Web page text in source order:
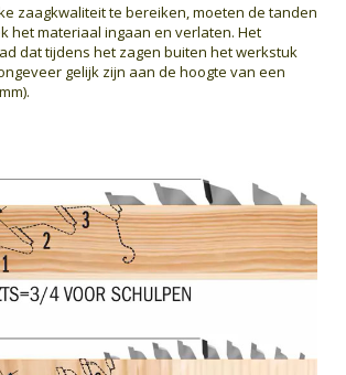
zaagkwaliteit te bereiken, moeten de tanden
het materiaal ingaan en verlaten. Het
dat tijdens het zagen buiten het werkstuk
gelijk zijn aan de hoogte van een